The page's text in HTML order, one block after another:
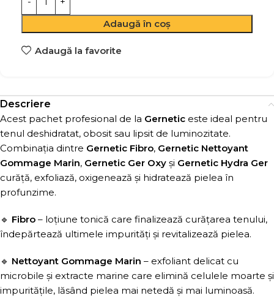
Adaugă în coș
Adaugă la favorite
Descriere
Acest pachet profesional de la Gernetic este ideal pentru
tenul deshidratat, obosit sau lipsit de luminozitate.
Combinația dintre Gernetic Fibro, Gernetic Nettoyant
Gommage Marin, Gernetic Ger Oxy și Gernetic Hydra Ger
curăță, exfoliază, oxigenează și hidratează pielea în
profunzime.
🔹 Fibro – loțiune tonică care finalizează curățarea tenului,
îndepărtează ultimele impurități și revitalizează pielea.
🔹 Nettoyant Gommage Marin – exfoliant delicat cu
microbile și extracte marine care elimină celulele moarte și
impuritățile, lăsând pielea mai netedă și mai luminoasă.